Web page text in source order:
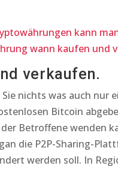
kann
wann kaufen und
verkaufen.
nichts was auch nur
Bitcoin
Betroffene wenden
die P2P-Sharing-
werden soll. In